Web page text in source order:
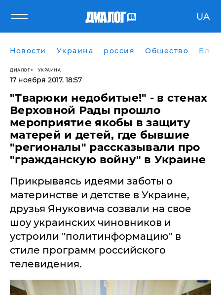
UA
Новости Украина россия Общество
ДИАЛОГ УКРАИНА
17 ноября 2017, 18:57
"Тварюки недобитые!" - в стенах
Верховной Рады прошло
мероприятие якобы в защиту
матерей и детей, где бывшие
"регионалы" рассказывали про
"гражданскую войну" в Украине
Прикрываясь идеями заботы о
материнстве и детстве в Украине,
друзья Януковича созвали на свое
шоу украинских чиновников и
устроили "политинформацию" в
стиле программ российского
телевидения.